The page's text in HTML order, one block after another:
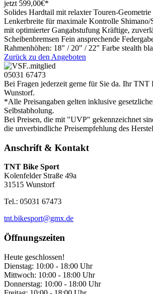
jetzt 599,00€*
Solides Hardtail mit relaxter Touren-
Lenkerbreite für maximale Kontrolle Shimano/
mit optimierter Gangabstufung Kräftige,
Scheibenbremsen Fein ansprechende
Rahmenhöhen: 18" / 20" / 22" Farbe stealth
Zurück zu den Angeboten
05031 67473
Bei Fragen jederzeit gerne für Sie da. Ihr TNT
Wunstorf.
*Alle Preisangaben gelten inklusive
Selbstabholung.
Bei Preisen, die mit "UVP" gekennzeichnet
die unverbindliche Preisempfehlung des
Anschrift & Kontakt
TNT Bike Sport
Kolenfelder Straße 49a
31515 Wunstorf
Tel.: 05031 67473
tnt.bikesport@gmx.de
Öffnungszeiten
Heute geschlossen!
Dienstag: 10:00 - 18:00 Uhr
Mittwoch: 10:00 - 18:00 Uhr
Donnerstag: 10:00 - 18:00 Uhr